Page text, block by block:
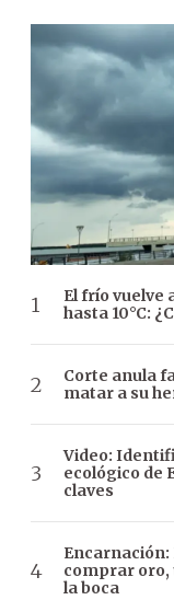
El frío vuelve
hasta 10°C:
Corte anula
matar a su
Video:
ecológico de
claves
Encarnación:
comprar oro,
la boca